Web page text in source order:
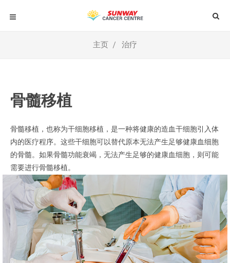
主页 治疗
骨髓移植
骨髓移植，也称为干细胞移植，是一种将健康的造血干细胞引入体
内的医疗程序。这些干细胞可以替代原本无法产生足够健康血细胞
的骨髓。如果骨髓功能衰竭，无法产生足够的健康血细胞，则可能
需要进行骨髓移植。